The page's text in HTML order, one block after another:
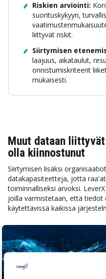
Riskien arviointi:
suorituskykyyn,
liittyvät riskit.
Siirtymisen
laajuus, aikataulut,
onnistumiskriteerit
mukaisesti.
Muut dataan
olla kiinnostunut
Siirtymisen lisäksi
datakapasiteetteja, jotta
toiminnalliseksi arvoksi.
joilla varmistetaan, että tiedot
käytettävissä kaikissa